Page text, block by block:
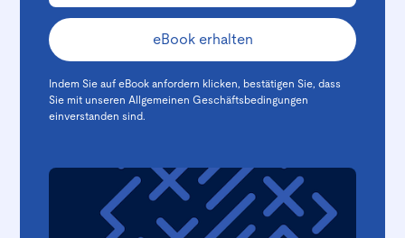
Indem Sie auf eBook anfordern klicken, bestätigen Sie, dass
Sie mit unseren Allgemeinen Geschäftsbedingungen
einverstanden sind.